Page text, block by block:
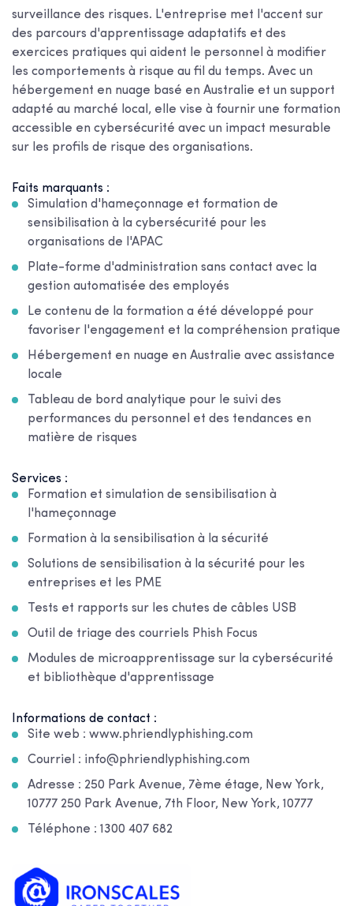
surveillance des risques. L'entreprise met l'accent sur
des parcours d'apprentissage adaptatifs et des
exercices pratiques qui aident le personnel à modifier
les comportements à risque au fil du temps. Avec un
hébergement en nuage basé en Australie et un support
adapté au marché local, elle vise à fournir une formation
accessible en cybersécurité avec un impact mesurable
sur les profils de risque des organisations.
Faits marquants :
Simulation d'hameçonnage et formation de
sensibilisation à la cybersécurité pour les
organisations de l'APAC
Plate-forme d'administration sans contact avec la
gestion automatisée des employés
Le contenu de la formation a été développé pour
favoriser l'engagement et la compréhension pratique
Hébergement en nuage en Australie avec assistance
locale
Tableau de bord analytique pour le suivi des
performances du personnel et des tendances en
matière de risques
Services :
Formation et simulation de sensibilisation à
l'hameçonnage
Formation à la sensibilisation à la sécurité
Solutions de sensibilisation à la sécurité pour les
entreprises et les PME
Tests et rapports sur les chutes de câbles USB
Outil de triage des courriels Phish Focus
Modules de microapprentissage sur la cybersécurité
et bibliothèque d'apprentissage
Informations de contact :
Site web : www.phriendlyphishing.com
Courriel : info@phriendlyphishing.com
Adresse : 250 Park Avenue, 7ème étage, New York,
10777 250 Park Avenue, 7th Floor, New York, 10777
Téléphone : 1300 407 682